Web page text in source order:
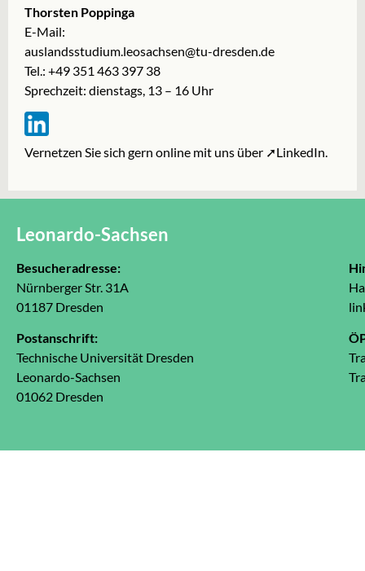
Thorsten Poppinga
E-Mail:
auslandsstudium.leosachsen@tu-dresden.de
Tel.: +49 351 463 397 38
Sprechzeit: dienstags, 13 – 16 Uhr
Vernetzen Sie sich gern online mit uns über ➚LinkedIn.
Leonardo-Sachsen
Besucheradresse:
Nürnberger Str. 31A
01187 Dresden
Postanschrift:
Technische Universität Dresden
Leonardo-Sachsen
01062 Dresden